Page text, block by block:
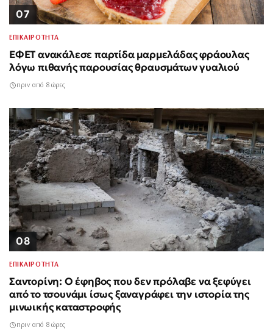
07
ΕΠΙΚΑΙΡΟΤΗΤΑ
ΕΦΕΤ ανακάλεσε παρτίδα μαρμελάδας φράουλας
λόγω πιθανής παρουσίας θραυσμάτων γυαλιού
πριν από 8 ώρες
08
ΕΠΙΚΑΙΡΟΤΗΤΑ
Σαντορίνη: Ο έφηβος που δεν πρόλαβε να ξεφύγει
από το τσουνάμι ίσως ξαναγράφει την ιστορία της
μινωικής καταστροφής
πριν από 8 ώρες